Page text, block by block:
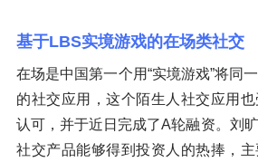
基于LBS实境游戏的在场类社交
在场是中国第一个用“实境游戏”将同
的社交应用，这个陌生人社交应用
认可，并于近日完成了A轮融资。刘
社交产品能够得到投资人的热捧，